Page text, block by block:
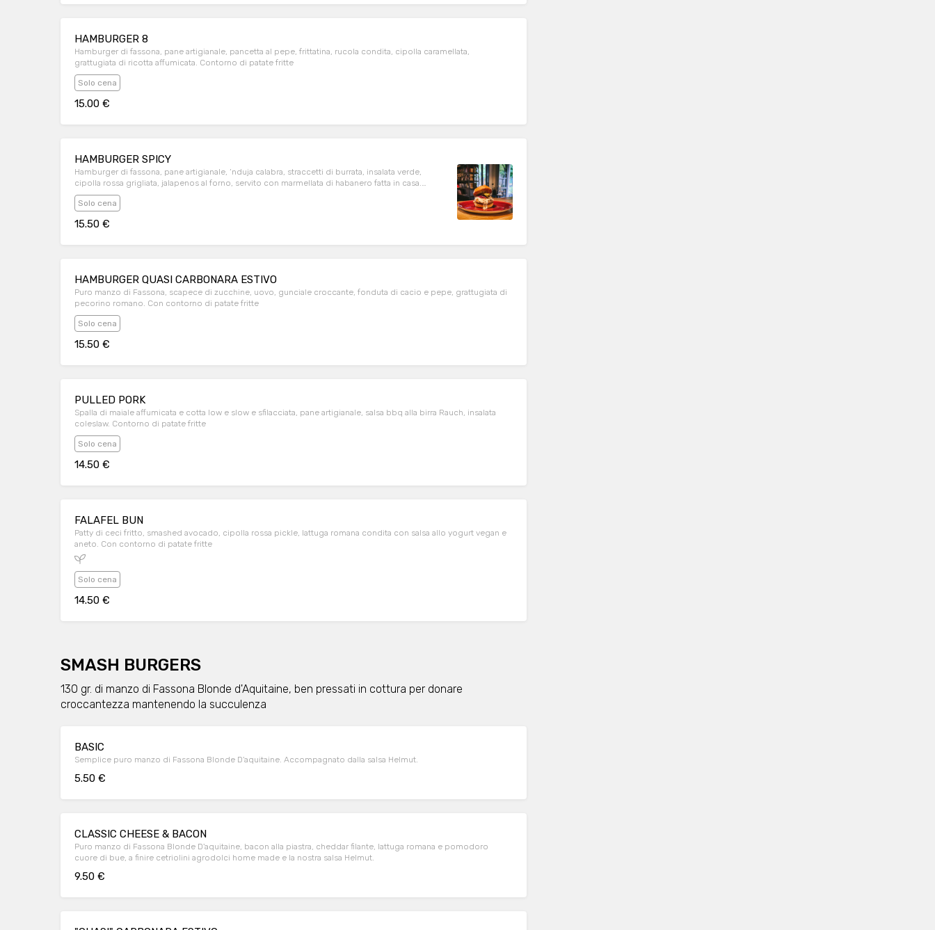
HAMBURGER 8
Hamburger di fassona, pane artigianale, pancetta al pepe, frittatina, rucola condita, cipolla caramellata,
grattugiata di ricotta affumicata. Contorno di patate fritte
Solo cena
15.00 €
HAMBURGER SPICY
Hamburger di fassona, pane artigianale, ‘nduja calabra, straccetti di burrata, insalata verde,
cipolla rossa grigliata, jalapenos al forno, servito con marmellata di habanero fatta in casa.
Contorno di patate fritte
Solo cena
15.50 €
HAMBURGER QUASI CARBONARA ESTIVO
Puro manzo di Fassona, scapece di zucchine, uovo, gunciale croccante, fonduta di cacio e pepe, grattugiata di
pecorino romano. Con contorno di patate fritte
Solo cena
15.50 €
PULLED PORK
Spalla di maiale affumicata e cotta low e slow e sfilacciata, pane artigianale, salsa bbq alla birra Rauch, insalata
coleslaw. Contorno di patate fritte
Solo cena
14.50 €
FALAFEL BUN
Patty di ceci fritto, smashed avocado, cipolla rossa pickle, lattuga romana condita con salsa allo yogurt vegan e
aneto. Con contorno di patate fritte
Solo cena
14.50 €
SMASH BURGERS
130 gr. di manzo di Fassona Blonde d'Aquitaine, ben pressati in cottura per donare
croccantezza mantenendo la succulenza
BASIC
Semplice puro manzo di Fassona Blonde D'aquitaine. Accompagnato dalla salsa Helmut.
5.50 €
CLASSIC CHEESE & BACON
Puro manzo di Fassona Blonde D'aquitaine, bacon alla piastra, cheddar filante, lattuga romana e pomodoro
cuore di bue, a finire cetriolini agrodolci home made e la nostra salsa Helmut.
9.50 €